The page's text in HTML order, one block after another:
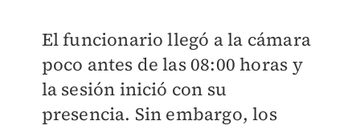
El funcionario llegó a la cámara
poco antes de las 08:00 horas y
la sesión inició con su
presencia. Sin embargo, los